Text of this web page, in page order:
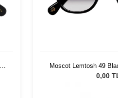
Moscot Lemtosh 49
Fade
0,00